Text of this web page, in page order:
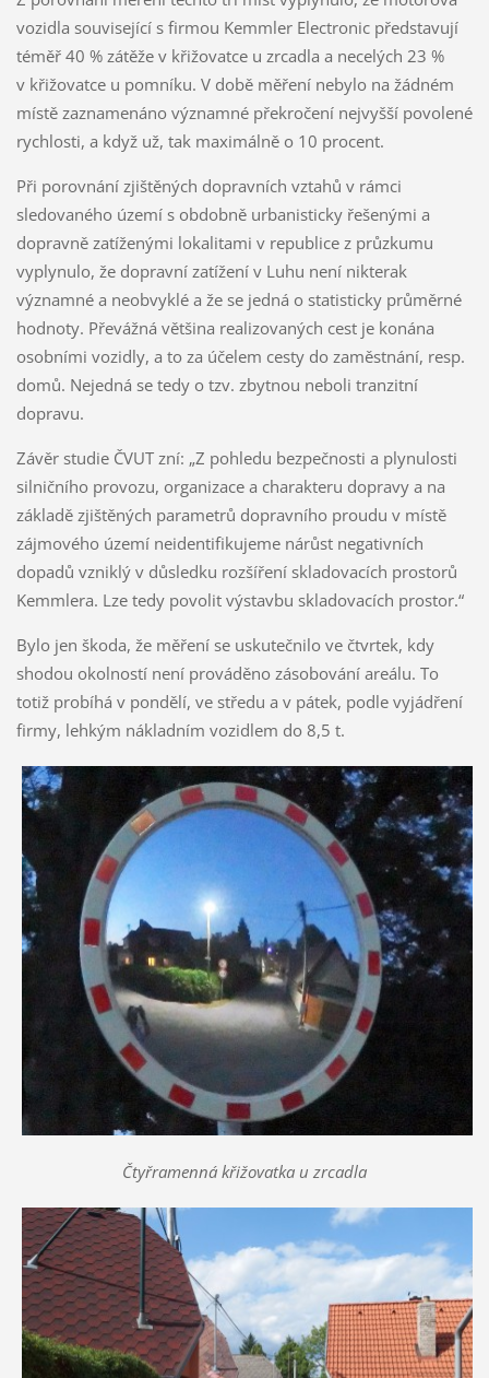
vozidla související s firmou Kemmler Electronic představují
téměř 40 % zátěže v křižovatce u zrcadla a necelých 23 %
v křižovatce u pomníku. V době měření nebylo na žádném
místě zaznamenáno významné překročení nejvyšší povolené
rychlosti, a když už, tak maximálně o 10 procent.
Při porovnání zjištěných dopravních vztahů v rámci
sledovaného území s obdobně urbanisticky řešenými a
dopravně zatíženými lokalitami v republice z průzkumu
vyplynulo, že dopravní zatížení v Luhu není nikterak
významné a neobvyklé a že se jedná o statisticky průměrné
hodnoty. Převážná většina realizovaných cest je konána
osobními vozidly, a to za účelem cesty do zaměstnání, resp.
domů. Nejedná se tedy o tzv. zbytnou neboli tranzitní
dopravu.
Závěr studie ČVUT zní: „Z pohledu bezpečnosti a plynulosti
silničního provozu, organizace a charakteru dopravy a na
základě zjištěných parametrů dopravního proudu v místě
zájmového území neidentifikujeme nárůst negativních
dopadů vzniklý v důsledku rozšíření skladovacích prostorů
Kemmlera. Lze tedy povolit výstavbu skladovacích prostor.“
Bylo jen škoda, že měření se uskutečnilo ve čtvrtek, kdy
shodou okolností není prováděno zásobování areálu. To
totiž probíhá v pondělí, ve středu a v pátek, podle vyjádření
firmy, lehkým nákladním vozidlem do 8,5 t.
Čtyřramenná křižovatka u zrcadla